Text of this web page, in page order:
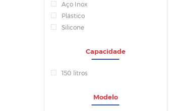
Aço Inox
Plástico
Silicone
Capacidade
150 litros
Modelo